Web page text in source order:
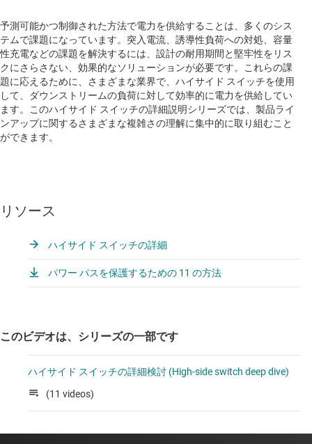
予測可能かつ制御された方法で電力を供給することは、多くのシス
テムで課題になっています。突入電流、誘導性負荷への対処、容量
性充電などの課題を解決するには、設計の耐用期間と堅牢性をリス
クにさらさない、効果的なソリューションが必要です。これらの課
題に応えるために、さまざまな業界で、ハイサイド スイッチを使用
して、ダウンストリームの負荷に対して効率的に電力を供給してい
ます。このハイサイド スイッチの詳細説明シリーズでは、製品ライ
ンアップに関するさまざまな複雑さの理解に集中的に取り組むこと
ができます。
リソース
ハイサイド スイッチの詳細
パワー パスを保護するための 11 の方法
このビデオは、シリーズの一部です
ハイサイド スイッチの詳細検討 (High-side switch deep dive)
(11 videos)